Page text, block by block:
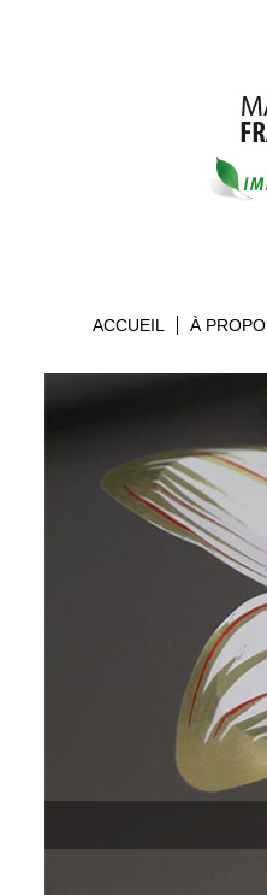
ACCUEIL À